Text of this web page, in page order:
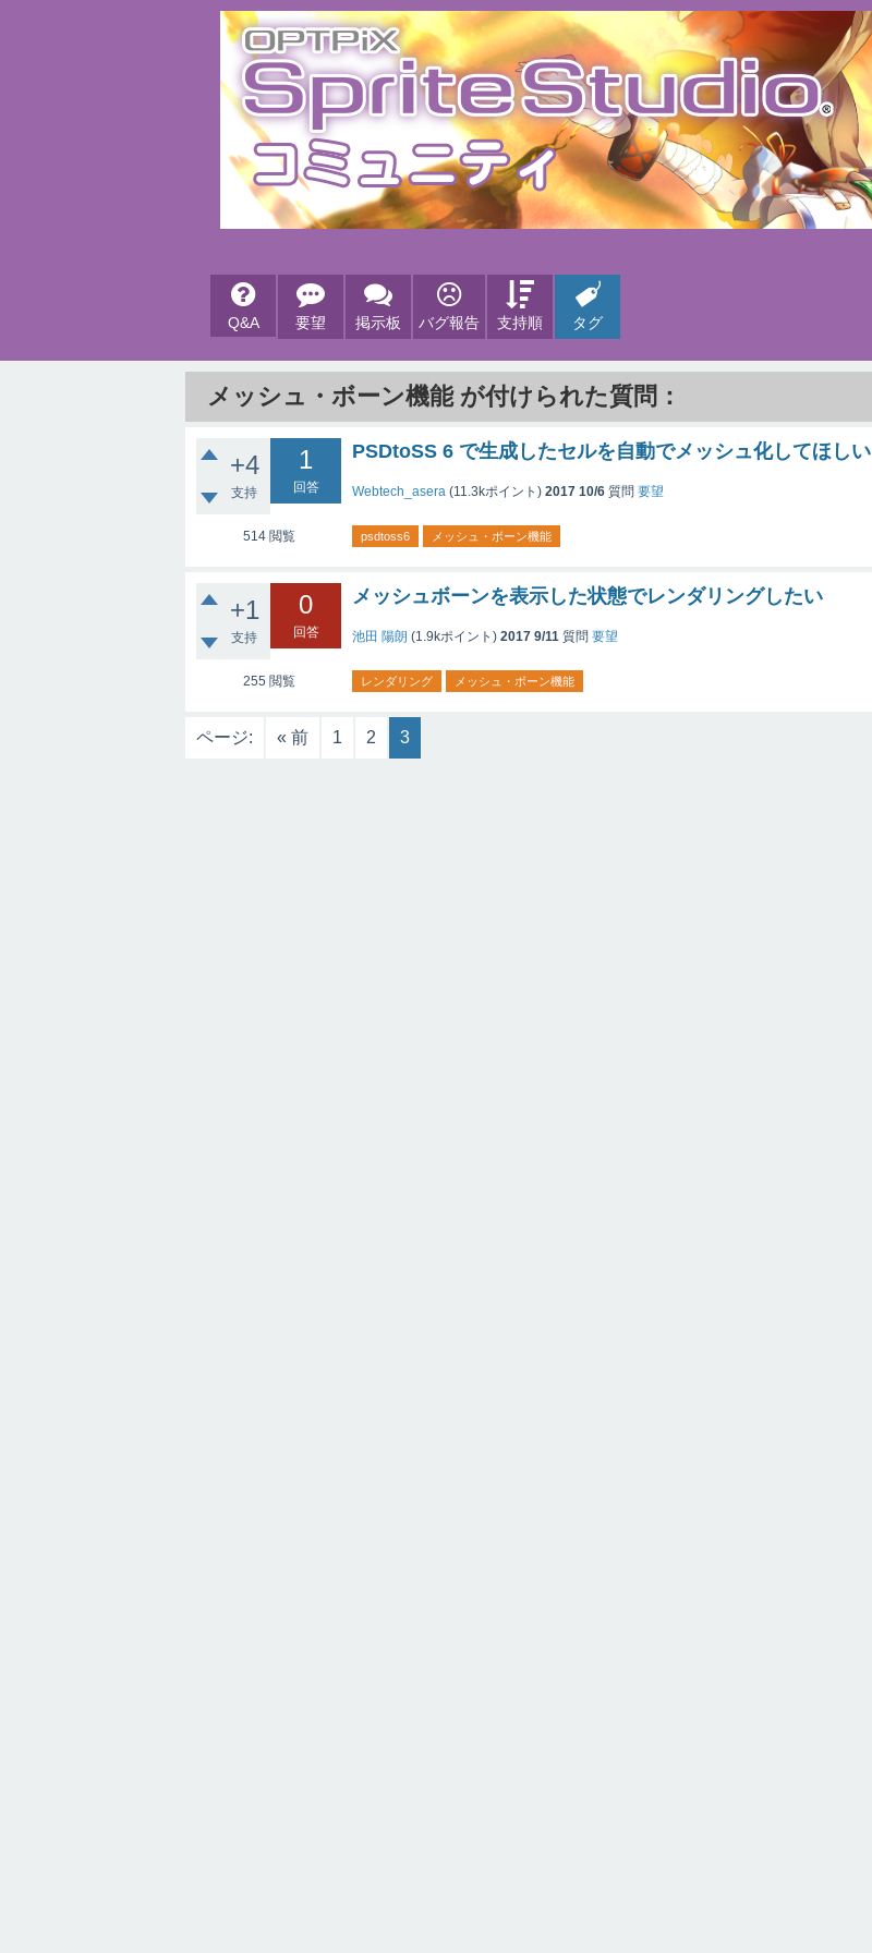
Q&A 要望 掲示板 バグ報告 支持順 タグ
メッシュ・ボーン機能 が付けられた質問：
+4
支持
1
回答
514閲覧
PSDtoSS 6 で生成したセルを自動でメッシュ化してほしい
Webtech_asera (11.3kポイント) 2017 10/6 質問 要望
psdtoss6 メッシュ・ボーン機能
+1
支持
0
回答
255 閲覧
メッシュボーンを表示した状態でレンダリングしたい
池田 陽朗 (1.9kポイント) 2017 9/11 質問 要望
レンダリング メッシュ・ボーン機能
ページ: « 前 1 2 3